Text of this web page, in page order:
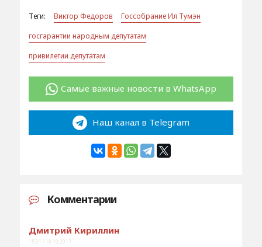
Теги: Виктор Федоров
Госсобрание Ил Тумэн
госгарантии народным депутатам
привилегии депутатам
Самые важные новости в WhatsApp
Наш канал в Telegram
Комментарии
Дмитрий Кириллин
15:01 / 18.10.2017